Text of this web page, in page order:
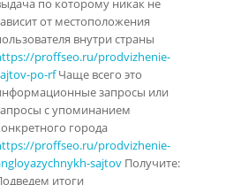
от местоположения
внутри страны
proffseo.ru/prodvizhenie-
po-rfЧаще всего это
запросы или
с упоминанием
города
proffseo.ru/prodvizhenie-
sajtov Получите:
итоги